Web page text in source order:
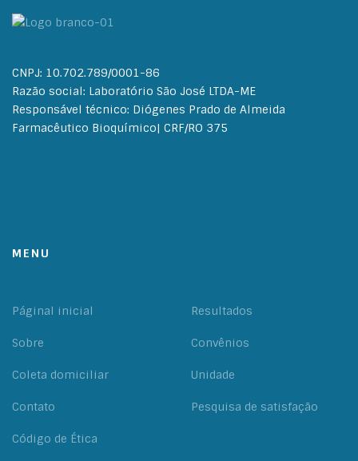
CNPJ: 10.702.789/0001-86
Razão social: Laboratório São José LTDA-ME
Responsável técnico: Diógenes Prado de Almeida
Farmacêutico Bioquímico| CRF/RO 375
MENU
Páginal inicial Resultados
Sobre Convênios
Coleta domiciliar Unidade
Contato Pesquisa de satisfação
Código de Ética